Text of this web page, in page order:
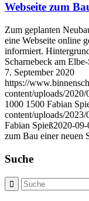
Webseite zum
Zum geplanten
eine Webseite online
informiert.
Scharnebeck am
7. September 2020
https://
content/uploads/
1000 1500 Fabian
content/uploads/
Fabian Spieß2020-
zum Bau einer neuen
Suche